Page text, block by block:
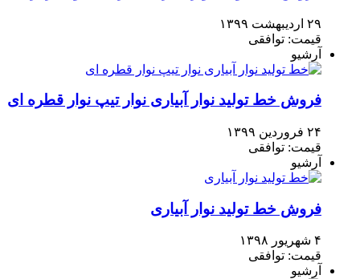
۲۹ اردیبهشت ۱۳۹۹
قیمت: توافقی
آرشیو
فروش خط تولید نوار آبیاری نوار تیپ نوار قطره ای
۲۴ فروردین ۱۳۹۹
قیمت: توافقی
آرشیو
فروش خط تولید نوار آبیاری
۴ شهریور ۱۳۹۸
قیمت: توافقی
آرشیو